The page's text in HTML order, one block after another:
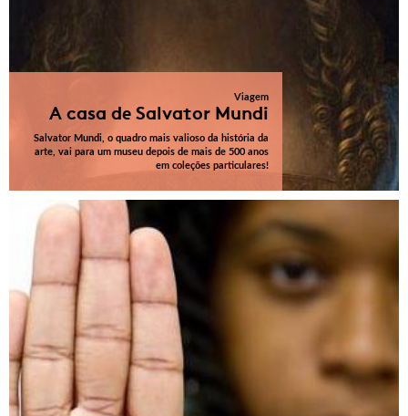
Viagem
A casa de Salvator Mundi
Salvator Mundi, o quadro mais valioso da história da
arte, vai para um museu depois de mais de 500 anos
em coleções particulares!